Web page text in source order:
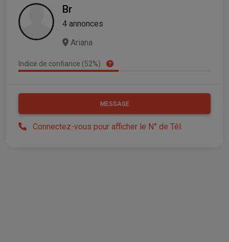
Br
4 annonces
Ariana
Indice de confiance (52%)
MESSAGE
Connectez-vous pour afficher le N° de Tél.